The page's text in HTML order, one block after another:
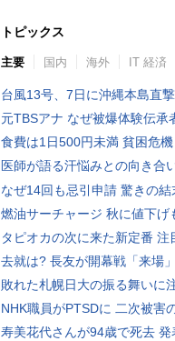
トピックス
主要 国内 海外 IT 経済
台風13号、7日に沖縄本島直
元TBSアナ なぜ被爆体験伝承
食費は1日500円未満 貧困危機
医師が語る汗悩みとの向き合
なぜ14回も忌引申請 驚きの結
燃油サーチャージ 秋に値下げ
タピオカの次に来た新定番 注
去就は? 長友が開幕戦「来場」
敗れた札幌日大の振る舞いに
NHK職員がPTSDに 二次被害
寿美花代さんが94歳で死去 発